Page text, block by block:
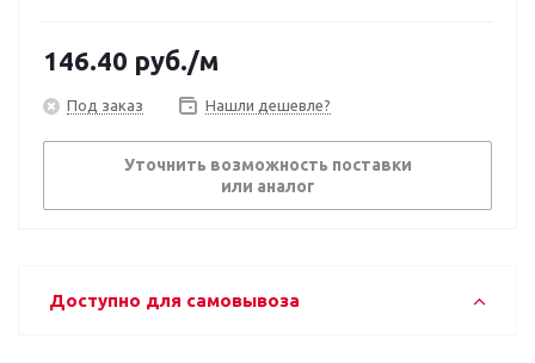
146.40 руб./м
Под заказ Нашли дешевле?
Уточнить возможность поставки
или аналог
Доступно для самовывоза